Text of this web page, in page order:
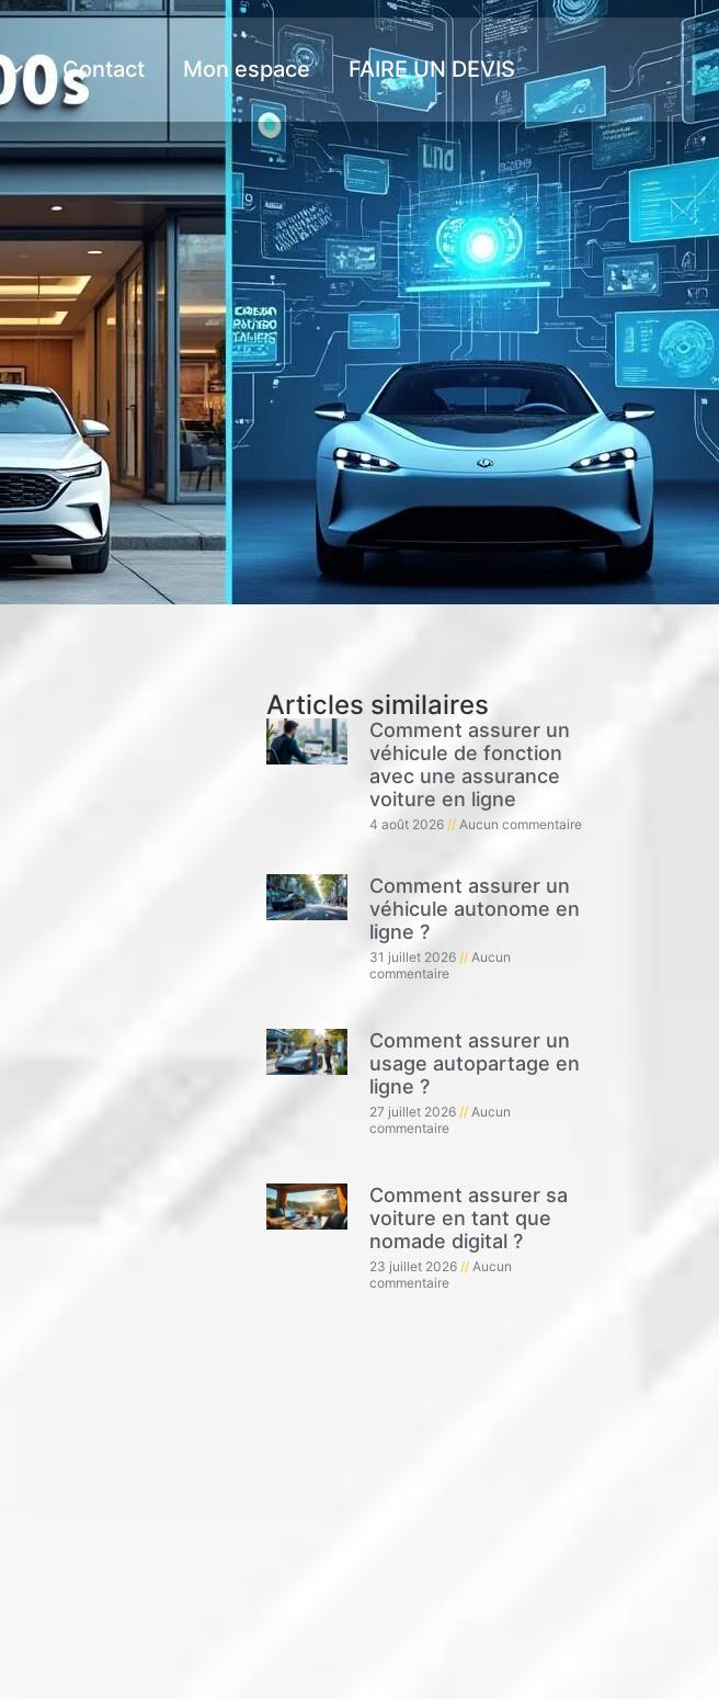
Contact Mon espace FAIRE UN DEVIS
Articles similaires
Comment assurer un
véhicule de fonction
avec une assurance
voiture en ligne
4 août 2026 Aucun commentaire
Comment assurer un
véhicule autonome en
ligne ?
31 juillet 2026
Aucun
commentaire
Comment assurer un
usage autopartage en
ligne ?
27 juillet 2026
Aucun
commentaire
Comment assurer sa
voiture en tant que
nomade digital ?
23 juillet 2026
Aucun
commentaire